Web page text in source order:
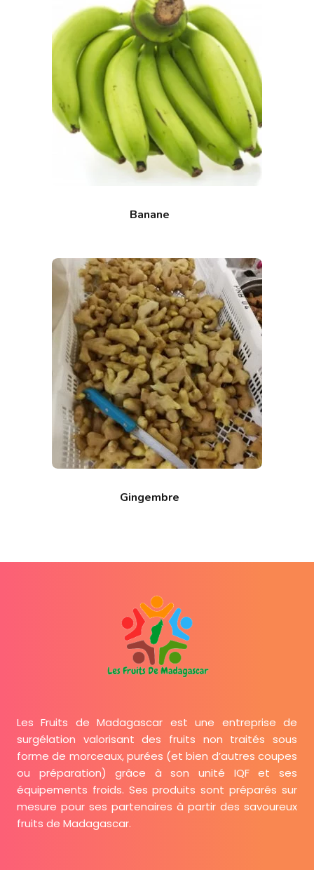
Banane
Gingembre
Les Fruits de Madagascar est une entreprise de
surgélation valorisant des fruits non traités sous
forme de morceaux, purées (et bien d’autres coupes
ou préparation) grâce à son unité IQF et ses
équipements froids. Ses produits sont préparés sur
mesure pour ses partenaires à partir des savoureux
fruits de Madagascar.